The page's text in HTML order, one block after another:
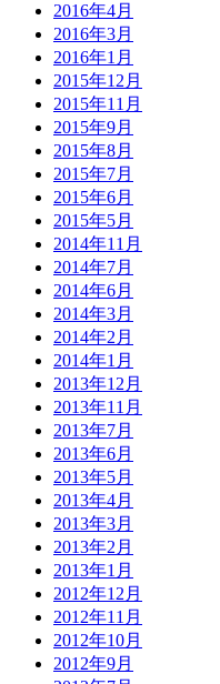
2016年4月
2016年3月
2016年1月
2015年12月
2015年11月
2015年9月
2015年8月
2015年7月
2015年6月
2015年5月
2014年11月
2014年7月
2014年6月
2014年3月
2014年2月
2014年1月
2013年12月
2013年11月
2013年7月
2013年6月
2013年5月
2013年4月
2013年3月
2013年2月
2013年1月
2012年12月
2012年11月
2012年10月
2012年9月